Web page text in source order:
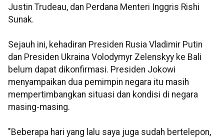
Justin Trudeau, dan Perdana Menteri Inggris Rishi
Sunak.
Sejauh ini, kehadiran Presiden Rusia Vladimir Putin
dan Presiden Ukraina Volodymyr Zelenskyy ke Bali
belum dapat dikonfirmasi. Presiden Jokowi
menyampaikan dua pemimpin negara itu masih
mempertimbangkan situasi dan kondisi di negara
masing-masing.
"Beberapa hari yang lalu saya juga sudah bertelepon,